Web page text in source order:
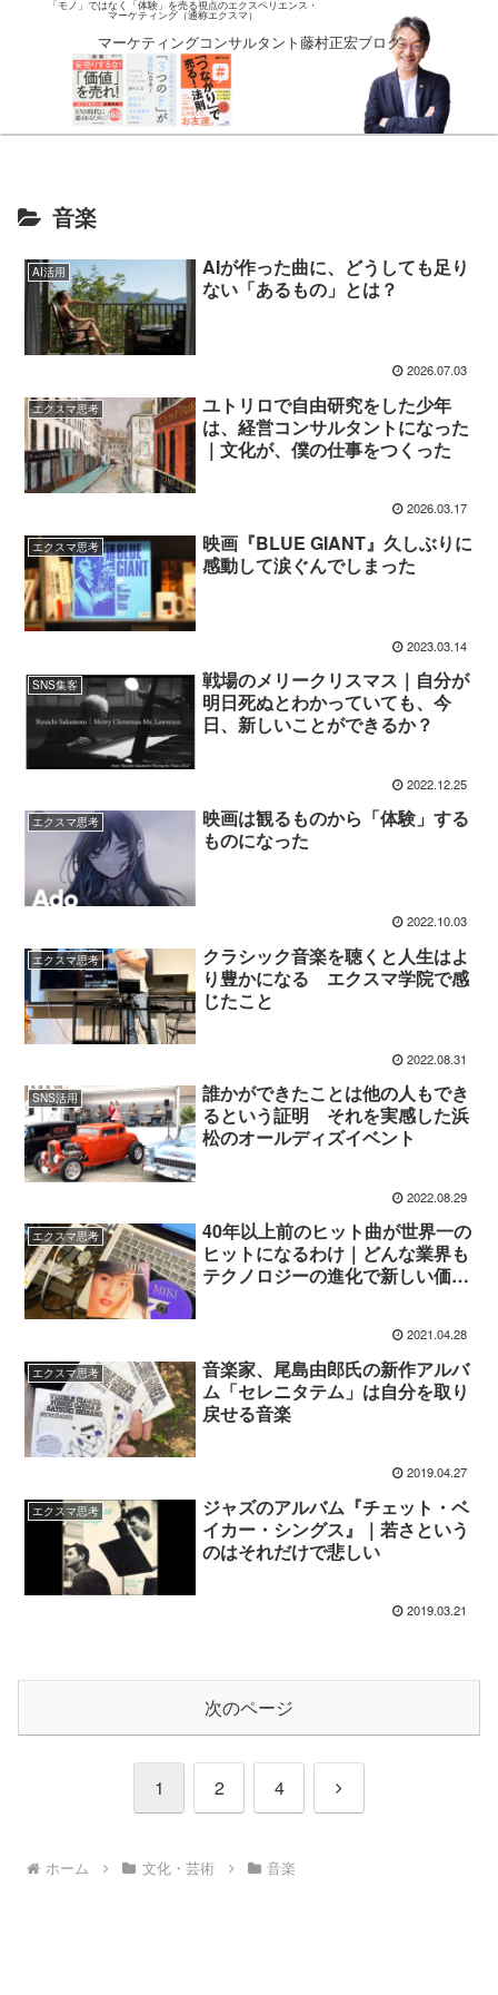
「モノ」ではなく「体験」を売る視点のエクスペリエンス・
マーケティング（通称エクスマ）
マーケティングコンサルタント藤村正宏ブログ
音楽
AI活用
AIが作った曲に、どうしても足り
ない「あるもの」とは？
2026.07.03
エクスマ思考
ユトリロで自由研究をした少年
は、経営コンサルタントになった
｜文化が、僕の仕事をつくった
2026.03.17
エクスマ思考
映画『BLUE GIANT』久しぶりに
感動して涙ぐんでしまった
2023.03.14
SNS集客
戦場のメリークリスマス｜自分が
明日死ぬとわかっていても、今
日、新しいことができるか？
2022.12.25
エクスマ思考
映画は観るものから「体験」する
ものになった
2022.10.03
エクスマ思考
クラシック音楽を聴くと人生はよ
り豊かになる エクスマ学院で感
じたこと
2022.08.31
SNS活用
誰かができたことは他の人もでき
るという証明 それを実感した浜
松のオールディズイベント
2022.08.29
エクスマ思考
40年以上前のヒット曲が世界一の
ヒットになるわけ｜どんな業界も
テクノロジーの進化で新しい価値
2021.04.28
エクスマ思考
音楽家、尾島由郎氏の新作アルバ
ム「セレニタテム」は自分を取り
戻せる音楽
2019.04.27
エクスマ思考
ジャズのアルバム『チェット・ベ
イカー・シングス』｜若さという
のはそれだけで悲しい
2019.03.21
次のページ
1 2 4
ホーム 文化・芸術 音楽